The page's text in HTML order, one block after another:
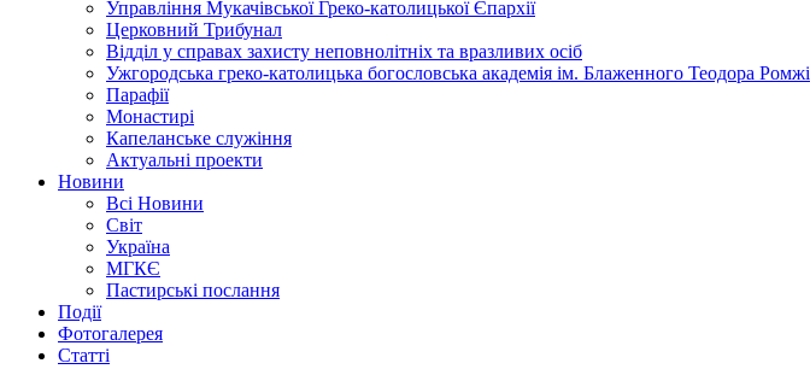
Управління Мукачівської Греко-католицької Єпархії
Церковний Трибунал
Відділ у справах захисту неповнолітніх та вразливих осіб
Ужгородська греко-католицька богословська академія ім. Блаженного Теодора Ромжі
Парафії
Монастирі
Капеланське служіння
Актуальні проекти
Новини
Всі Новини
Світ
Україна
МГКЄ
Пастирські послання
Події
Фотогалерея
Статті